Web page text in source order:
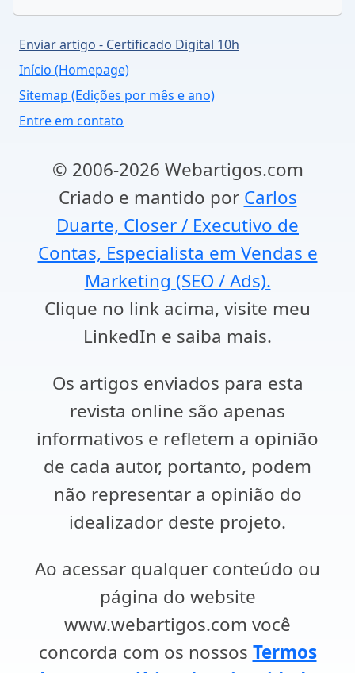
Enviar artigo - Certificado Digital 10h
Início (Homepage)
Sitemap (Edições por mês e ano)
Entre em contato
© 2006-2026 Webartigos.com
Criado e mantido por Carlos
Duarte, Closer / Executivo de
Contas, Especialista em Vendas e
Marketing (SEO / Ads).
Clique no link acima, visite meu
LinkedIn e saiba mais.
Os artigos enviados para esta
revista online são apenas
informativos e refletem a opinião
de cada autor, portanto, podem
não representar a opinião do
idealizador deste projeto.
Ao acessar qualquer conteúdo ou
página do website
www.webartigos.com você
concorda com os nossos Termos